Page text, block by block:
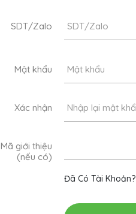
SDT/Zalo
Mật khẩu
Xác nhận
Mã giới thiệu
(nếu có)
Đã Có Tài Khoản?